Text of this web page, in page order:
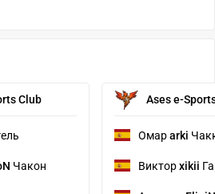
Club
Чакон
Ases e-
Омарarki
Викторxikii